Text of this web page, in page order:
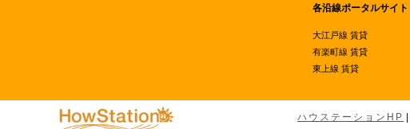
各沿線ポータルサイト
大江戸線 賃貸
有楽町線 賃貸
東上線 賃貸
ハウステーションHP